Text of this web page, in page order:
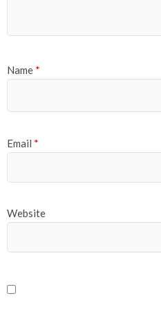
Name *
Email *
Website